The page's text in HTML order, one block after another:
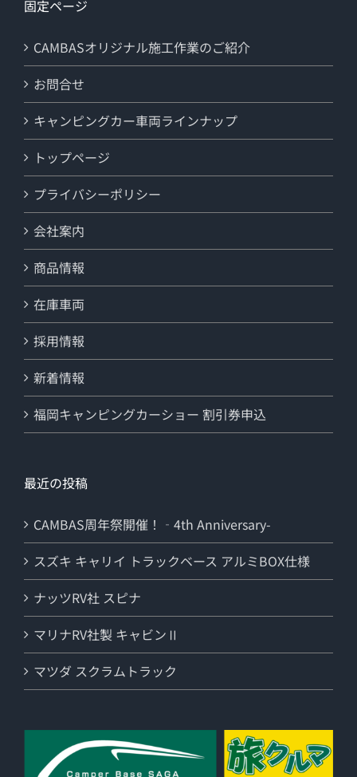
固定ページ
CAMBASオリジナル施工作業のご紹介
お問合せ
キャンピングカー車両ラインナップ
トップページ
プライバシーポリシー
会社案内
商品情報
在庫車両
採用情報
新着情報
福岡キャンピングカーショー 割引券申込
最近の投稿
CAMBAS周年祭開催！‐4th Anniversary-
スズキ キャリイ トラックベース アルミBOX仕様
ナッツRV社 スピナ
マリナRV社製 キャビンⅡ
マツダ スクラムトラック